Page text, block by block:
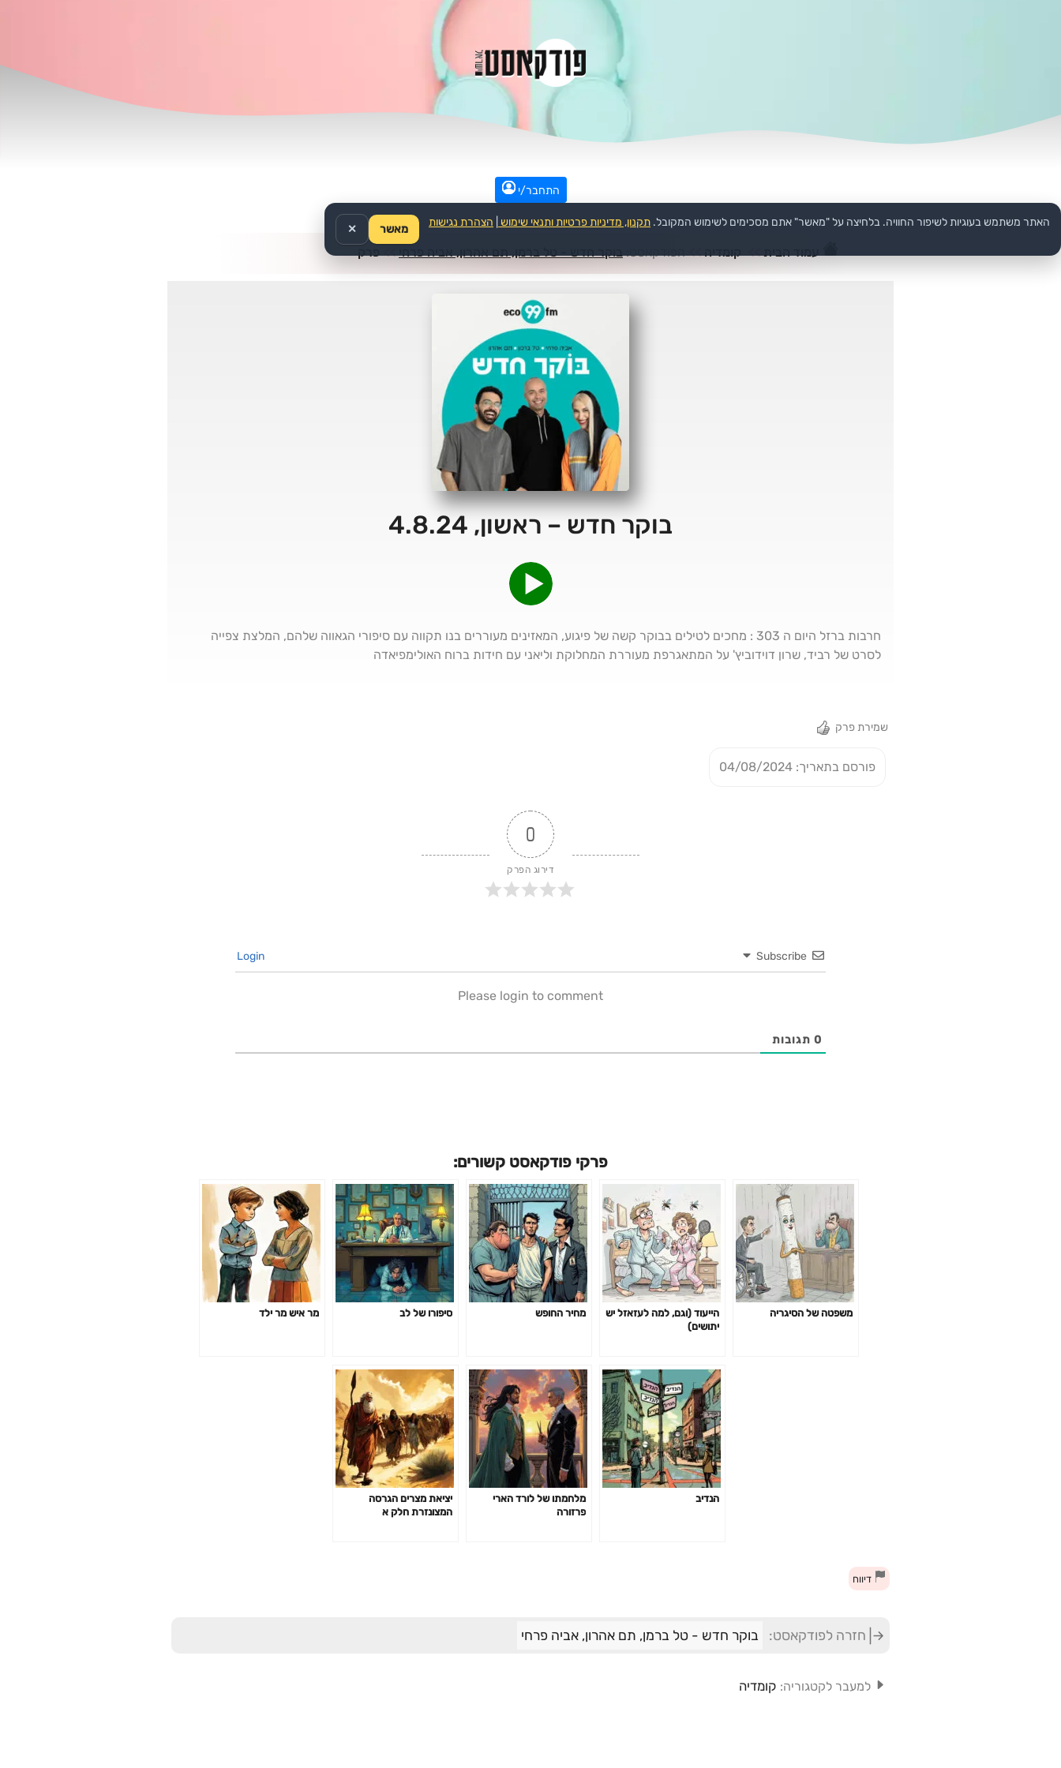
התחבר/י
עמוד הבית >> קומדיה >>הפודקאסט: בוקר חדש - טל ברמן, תם אהרון, אביה פרחי >>פרק
בוקר חדש – ראשון, 4.8.24
חרבות ברזל היום ה 303 : מחכים לטילים בבוקר קשה של פיגוע, המאזינים מעוררים בנו תקווה עם סיפורי הגאווה שלהם, המלצת צפייה
לסרט של רביד, שרון דוידוביץ' על המתאגרפת מעוררת המחלוקת וליאני עם חידות ברוח האולימפיאדה
שמירת פרק
פורסם בתאריך: 04/08/2024
0
דירוג הפרק
Subscribe
Please login to comment
0 תגובות
פרקי פודקאסט קשורים:
משפטה של הסיגריה
הייעוד (וגם, למה לעזאזל יש
יתושים)
מחיר החופש סיפורו של לב מר איש מר ילד
הנדיב
מלחמתו של לורד הארי
פרזורה
יציאת מצרים הגרסה
המצונזרת חלק א
דיווח
חזרה לפודקאסט: בוקר חדש - טל ברמן, תם אהרון, אביה פרחי
למעבר לקטגוריה: קומדיה
האתר משתמש בעוגיות לשיפור החוויה. בלחיצה על "מאשר" אתם מסכימים לשימוש המקובל. תקנון, מדיניות פרטיות ותנאי שימוש הצהרת נגישות
מאשר ✕